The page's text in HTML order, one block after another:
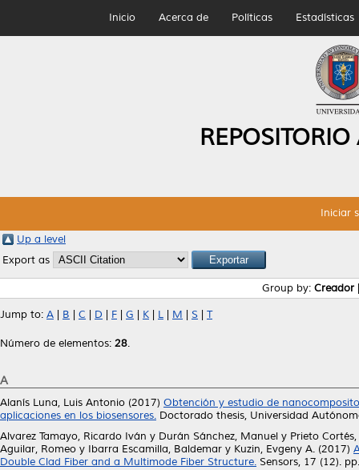
Inicio Acerca de Políticas Estadísticas
Iniciar
Up a level
Export as
Group by: Creador
Jump to: A B C D F G K L M S T
Número de elementos: 28.
A
Alanís Luna, Luis Antonio (2017) Obtención y estudio de
aplicaciones en los biosensores. Doctorado thesis, Universidad
Alvarez Tamayo, Ricardo Iván y Durán Sánchez, Manuel y Prieto
Aguilar, Romeo y Ibarra Escamilla, Baldemar y Kuzin, Evgeny A. (2017)
Double Clad Fiber and a Multimode Fiber Structure. Sensors, 17 (12).